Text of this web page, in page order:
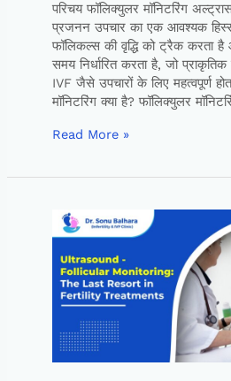
परिचय फॉलिक्युलर मॉनिटरिंग
प्रजनन उपचार का एक आवश्यक
फॉलिकल्स की वृद्धि को ट्रैक करता
समय निर्धारित करता है, जो
IVF जैसे उपचारों के लिए महत्वपूर्ण
मॉनिटरिंग क्या है? फॉलिक्युलर
Read More »